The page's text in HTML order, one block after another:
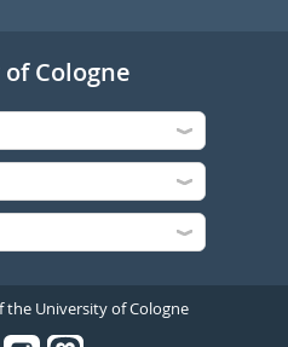
Cologne
the University of Cologne